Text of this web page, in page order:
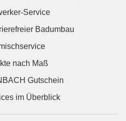
Service
Badumbau
nach Maß
Gutschein
im Überblick